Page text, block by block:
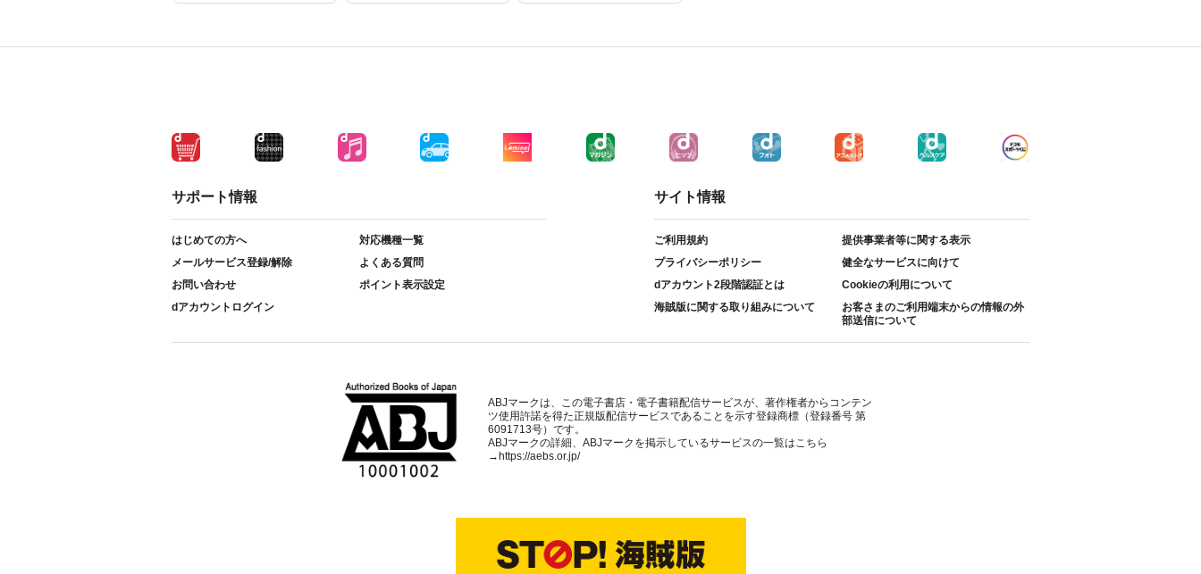
サポート情報
はじめての方へ
対応機種一覧
メールサービス登録/解除
よくある質問
お問い合わせ
ポイント表示設定
dアカウントログイン
サイト情報
ご利用規約
提供事業者等に関する表示
プライバシーポリシー
健全なサービスに向けて
dアカウント2段階認証とは
Cookieの利用について
海賊版に関する取り組みについて
お客さまのご利用端末からの情報の外
部送信について
ABJマークは、この電子書店・電子書籍配信サービスが、著作権者からコンテン
ツ使用許諾を得た正規版配信サービスであることを示す登録商標（登録番号 第
6091713号）です。
ABJマークの詳細、ABJマークを掲示しているサービスの一覧はこちら
→ https://aebs.or.jp/